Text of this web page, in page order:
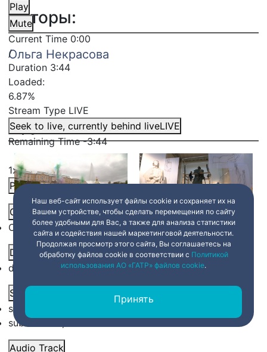
Play
Mute
Current Time 0:00
/
Duration 3:44
Loaded:
6.87%
Stream Type LIVE
Seek to live, currently behind liveLIVE
Remaining Time-3:44
1x
Playback Rate
Chapters
Chapters
Descriptions
descriptions off, selected
Subtitles
subtitles settings
, opens subtitles settings dialog
subtitles off
Audio Track
Авторы:
Ольга Некрасова
Другие сюжеты
Сезон фонтанов открылся
в Петергофе
19:00
«Ночь музеев» на
Петроградской стороне
18 мая 202619:00
Наш веб-сайт использует файлы cookie и сохраняет их на
Вашем устройстве, чтобы сделать перемещения по сайту
более удобными для Вас, а также для анализа статистики
сайта и содействия нашей маркетинговой деятельности.
Продолжая просмотр этого сайта, Вы соглашаетесь на
обработку файлов cookie в соответствии с Политикой
использования АО «ГАТР» файлов cookie.
Принять